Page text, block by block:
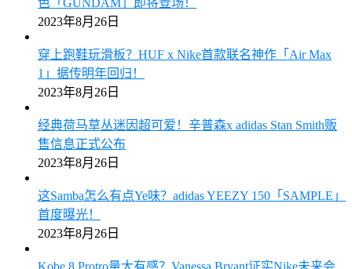
色「GUNDAM」即将登场！
2023年8月26日
穿上跑鞋玩滑板？HUF x Nike首款联名神作「Air Max
1」据传明年回归！
2023年8月26日
经典荷马草丛迷因超可爱！辛普森x adidas Stan Smith贩
售信息正式公布
2023年8月26日
这Samba怎么有点Ye味？adidas YEEZY 150「SAMPLE」
首度曝光！
2023年8月26日